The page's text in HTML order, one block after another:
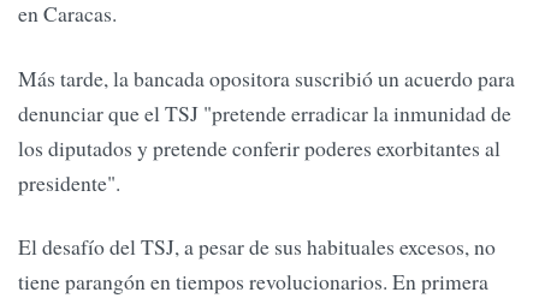
en Caracas.
Más tarde, la bancada opositora suscribió un acuerdo para
denunciar que el TSJ "pretende erradicar la inmunidad de
los diputados y pretende conferir poderes exorbitantes al
presidente".
El desafío del TSJ, a pesar de sus habituales excesos, no
tiene parangón en tiempos revolucionarios. En primera